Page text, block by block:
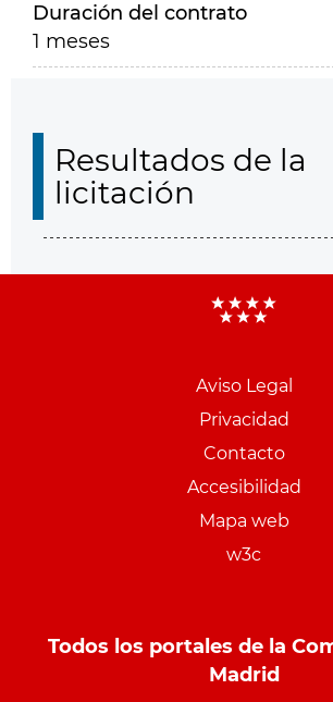
Duración del contrato
1 meses
Resultados de la
licitación
Aviso Legal
Privacidad
Contacto
Accesibilidad
Mapa web
w3c
Todos los portales de la
Madrid